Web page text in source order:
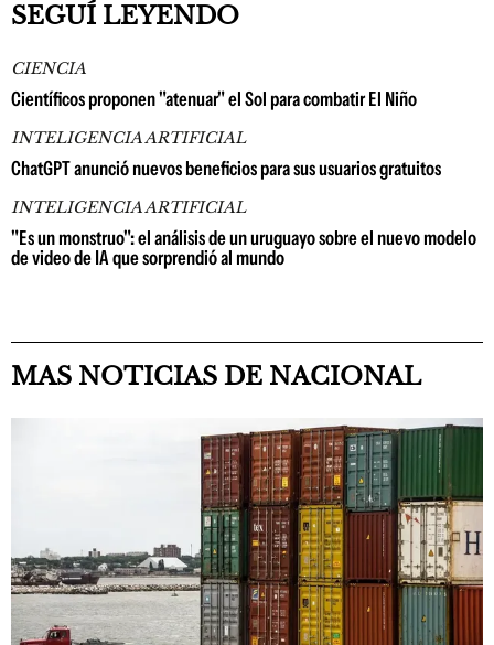
SEGUÍ LEYENDO
CIENCIA
Científicos proponen "atenuar" el Sol para combatir El Niño
INTELIGENCIA ARTIFICIAL
ChatGPT anunció nuevos beneficios para sus usuarios gratuitos
INTELIGENCIA ARTIFICIAL
"Es un monstruo": el análisis de un uruguayo sobre el nuevo modelo
de video de IA que sorprendió al mundo
MAS NOTICIAS DE NACIONAL